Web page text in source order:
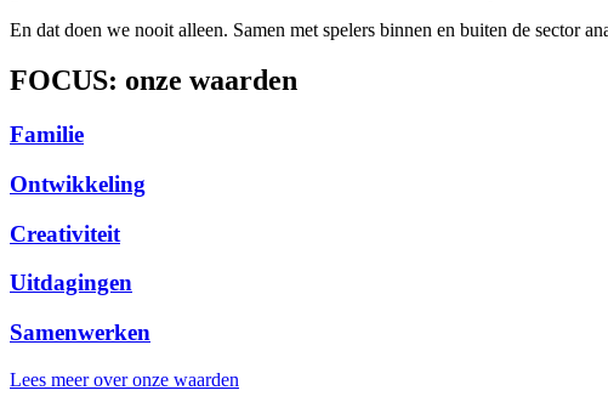
En dat doen we nooit alleen. Samen met spelers binnen en buiten de sector
FOCUS: onze waarden
Familie
Ontwikkeling
Creativiteit
Uitdagingen
Samenwerken
Lees meer over onze waarden